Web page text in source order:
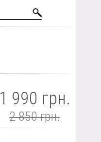
1 990 грн.
2 850 грн.